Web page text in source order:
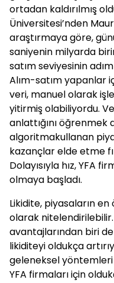
ortadan kaldırılmış
Üniversitesi’nden
araştırmaya göre,
saniyenin milyarda
satım seviyesinin
Alım-satım yapanlar
veri, manuel olarak
yitirmiş olabiliyordu.
anlattığını
algoritmakullanan
kazançlar elde etme
Dolayısıyla hız, YFA
olmaya başladı.
Likidite, piyasaların
olarak nitelendirilebilir.
avantajlarından biri
likiditeyi oldukça
geleneksel
YFA firmaları için